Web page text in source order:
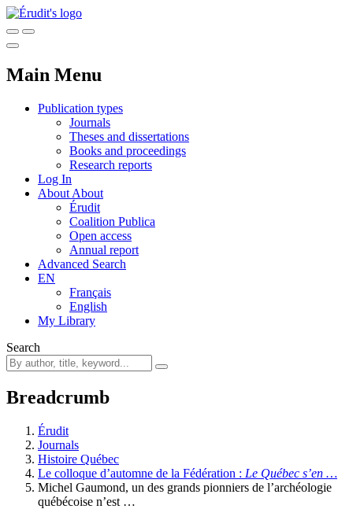
Main Menu
Publication types
Journals
Theses and dissertations
Books and proceedings
Research reports
Log In
About About
Érudit
Coalition Publica
Open access
Annual report
Advanced Search
EN
Français
English
My Library
Search
Breadcrumb
Érudit
Journals
Histoire Québec
Le colloque d’automne de la Fédération : Le Québec s’en …
Michel Gaumond, un des grands pionniers de l’archéologie
québécoise n’est …